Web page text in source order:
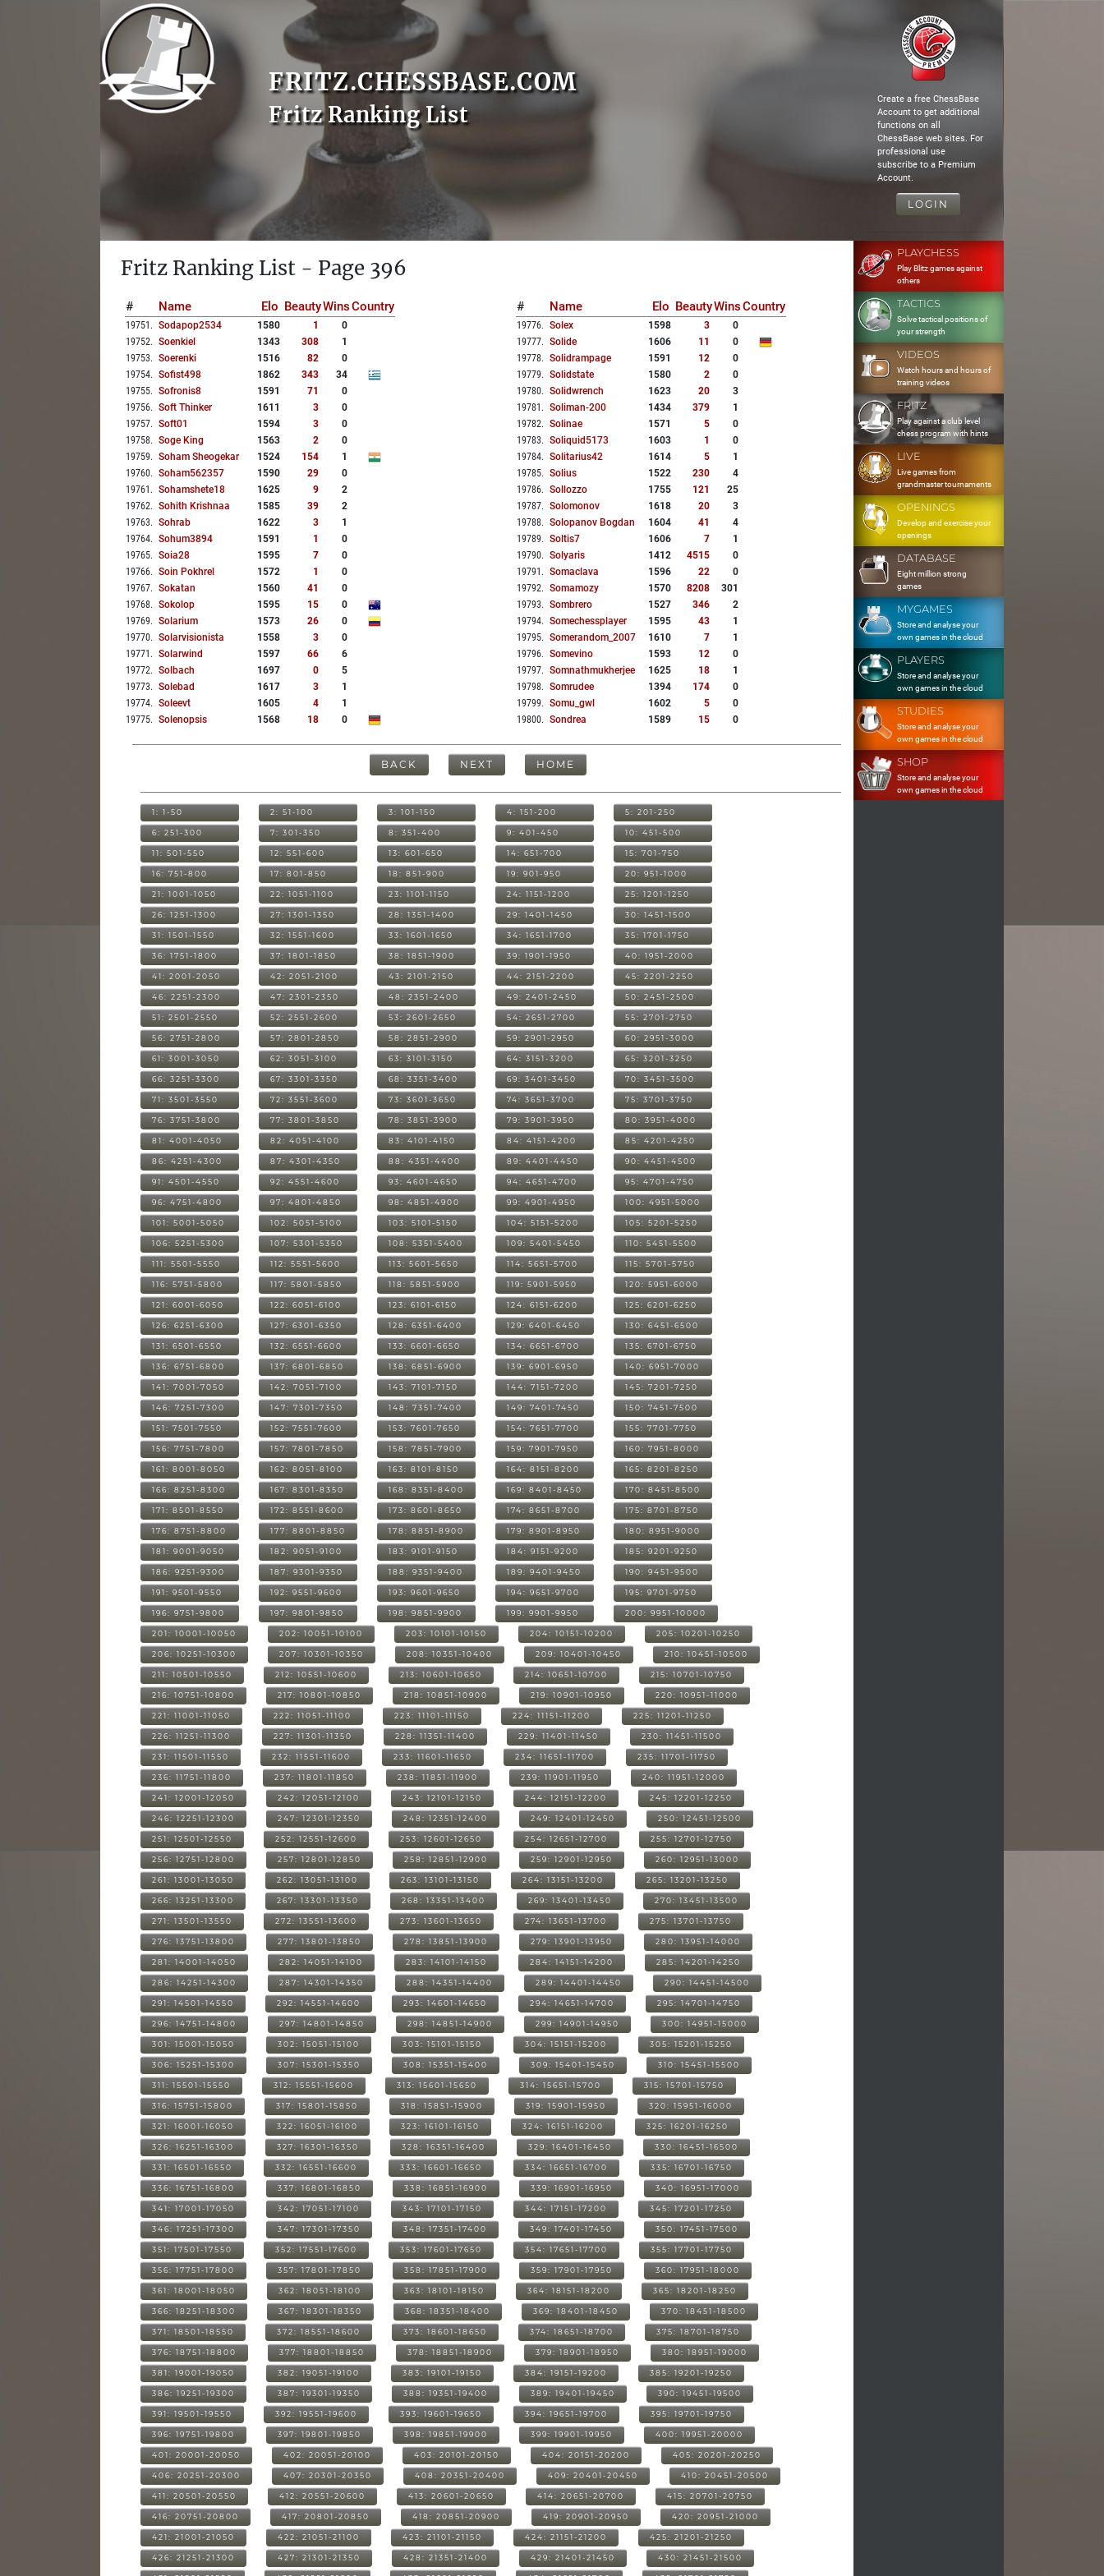
FRITZ.CHESSBASE.COM
Fritz Ranking List
Create a free ChessBase
Account to get additional
functions on all
ChessBase web sites. For
professional use
subscribe to a Premium
Account.
LOGIN
Fritz Ranking List - Page 396
# Name Elo BeautyWinsCountry
19751 . Sodapop2534 1580 1
0
19752. Soenkiel 1343 308
1
19753. Soerenki 1516 82
0
19754. Sofist498 1862 343
34
19755. Sofronis8 1591 71
0
19756. Soft Thinker 1611 3
0
19757. Soft01 1594 3
0
19758. Soge King 1563 2
0
19759. Soham Sheogekar 1524 154
1
19760. Soham562357 1590 29
0
19761 . Sohamshete18 1625 9
2
19762. Sohith Krishnaa 1585 39
2
19763. Sohrab 1622 3
1
19764. Sohum3894 1591 1
0
19765. Soia28 1595 7
0
19766. Soin Pokhrel 1572 1
0
19767. Sokatan 1560 41
0
19768. Sokolop 1595 15
0
19769. Solarium 1573 26
0
19770. Solarvisionista 1558 3
0
19771 . Solarwind 1597 66
6
19772. Solbach 1697 0
5
19773. Solebad 1617 3
1
19774. Soleevt 1605 4
1
19775. Solenopsis 1568 18 0
# Name Elo BeautyWinsCountry
19776. Solex 1598 3
0
19777. Solide 1606 11
0
19778. Solidrampage 1591 12
0
19779. Solidstate 1580 2
0
19780. Solidwrench 1623 20
3
19781 . Soliman-200 1434 379
1
19782. Solinae 1571 5
0
19783. Soliquid5173 1603 1
0
19784. Solitarius42 1614 5
1
19785. Solius 1522 230
4
19786. Sollozzo 1755 121
25
19787. Solomonov 1618 20
3
19788. Solopanov Bogdan 1604 41
4
19789. Soltis7 1606 7
1
19790. Solyaris 1412 4515
0
19791 . Somaclava 1596 22
0
19792. Somamozy 1570 8208
301
19793. Sombrero 1527 346
2
19794. Somechessplayer 1595 43
1
19795. Somerandom_2007 1610 7
1
19796. Somevino 1593 12
0
19797. Somnathmukherjee 1625 18
1
19798. Somrudee 1394 174
0
19799. Somu_gwl 1602 5
0
19800. Sondrea 1589 15 0
BACK NEXT HOME
1: 1-50 2: 51-100 3: 101-150 4: 151-200 5: 201-250
6: 251-300 7: 301-350 8: 351-400 9: 401-450 10: 451-500
11: 501-550 12: 551-600 13: 601-650 14: 651-700 15: 701-750
16: 751-800 17: 801-850 18: 851-900 19: 901-950 20: 951-1000
21: 1001-1050 22: 1051-1100 23: 1101-1150 24: 1151-1200 25: 1201-1250
26: 1251-1300 27: 1301-1350 28: 1351-1400 29: 1401-1450 30: 1451-1500
31: 1501-1550 32: 1551-1600 33: 1601-1650 34: 1651-1700 35: 1701-1750
36: 1751-1800 37: 1801-1850 38: 1851-1900 39: 1901-1950 40: 1951-2000
41: 2001-2050 42: 2051-2100 43: 2101-2150 44: 2151-2200 45: 2201-2250
46: 2251-2300 47: 2301-2350 48: 2351-2400 49: 2401-2450 50: 2451-2500
51: 2501-2550 52: 2551-2600 53: 2601-2650 54: 2651-2700 55: 2701-2750
56: 2751-2800 57: 2801-2850 58: 2851-2900 59: 2901-2950 60: 2951-3000
61: 3001-3050 62: 3051-3100 63: 3101-3150 64: 3151-3200 65: 3201-3250
66: 3251-3300 67: 3301-3350 68: 3351-3400 69: 3401-3450 70: 3451-3500
71: 3501-3550 72: 3551-3600 73: 3601-3650 74: 3651-3700 75: 3701-3750
76: 3751-3800 77: 3801-3850 78: 3851-3900 79: 3901-3950 80: 3951-4000
81: 4001-4050 82: 4051-4100 83: 4101-4150 84: 4151-4200 85: 4201-4250
86: 4251-4300 87: 4301-4350 88: 4351-4400 89: 4401-4450 90: 4451-4500
91: 4501-4550 92: 4551-4600 93: 4601-4650 94: 4651-4700 95: 4701-4750
96: 4751-4800 97: 4801-4850 98: 4851-4900 99: 4901-4950 100: 4951-5000
101: 5001-5050 102: 5051-5100 103: 5101-5150 104: 5151-5200 105: 5201-5250
106: 5251-5300 107: 5301-5350 108: 5351-5400 109: 5401-5450 110: 5451-5500
111: 5501-5550 112: 5551-5600 113: 5601-5650 114: 5651-5700 115: 5701-5750
116: 5751-5800 117: 5801-5850 118: 5851-5900 119: 5901-5950 120: 5951-6000
121: 6001-6050 122: 6051-6100 123: 6101-6150 124: 6151-6200 125: 6201-6250
126: 6251-6300 127: 6301-6350 128: 6351-6400 129: 6401-6450 130: 6451-6500
131: 6501-6550 132: 6551-6600 133: 6601-6650 134: 6651-6700 135: 6701-6750
136: 6751-6800 137: 6801-6850 138: 6851-6900 139: 6901-6950 140: 6951-7000
141: 7001-7050 142: 7051-7100 143: 7101-7150 144: 7151-7200 145: 7201-7250
146: 7251-7300 147: 7301-7350 148: 7351-7400 149: 7401-7450 150: 7451-7500
151: 7501-7550 152: 7551-7600 153: 7601-7650 154: 7651-7700 155: 7701-7750
156: 7751-7800 157: 7801-7850 158: 7851-7900 159: 7901-7950 160: 7951-8000
161: 8001-8050 162: 8051-8100 163: 8101-8150 164: 8151-8200 165: 8201-8250
166: 8251-8300 167: 8301-8350 168: 8351-8400 169: 8401-8450 170: 8451-8500
171: 8501-8550 172: 8551-8600 173: 8601-8650 174: 8651-8700 175: 8701-8750
176: 8751-8800 177: 8801-8850 178: 8851-8900 179: 8901-8950 180: 8951-9000
181: 9001-9050 182: 9051-9100 183: 9101-9150 184: 9151-9200 185: 9201-9250
186: 9251-9300 187: 9301-9350 188: 9351-9400 189: 9401-9450 190: 9451-9500
191: 9501-9550 192: 9551-9600 193: 9601-9650 194: 9651-9700 195: 9701-9750
196: 9751-9800 197: 9801-9850 198: 9851-9900 199: 9901-9950 200: 9951-10000
201: 10001-10050 202: 10051-10100 203: 10101-10150 204: 10151-10200 205: 10201-10250
206: 10251-10300 207: 10301-10350 208: 10351-10400 209: 10401-10450 210: 10451-10500
211: 10501-10550 212: 10551-10600 213: 10601-10650 214: 10651-10700 215: 10701-10750
216: 10751-10800 217: 10801-10850 218: 10851-10900 219: 10901-10950 220: 10951-11000
221: 11001-11050 222: 11051-11100 223: 11101-11150 224: 11151-11200 225: 11201-11250
226: 11251-11300 227: 11301-11350 228: 11351-11400 229: 11401-11450 230: 11451-11500
231: 11501-11550 232: 11551-11600 233: 11601-11650 234: 11651-11700 235: 11701-11750
236: 11751-11800 237: 11801-11850 238: 11851-11900 239: 11901-11950 240: 11951-12000
241: 12001-12050 242: 12051-12100 243: 12101-12150 244: 12151-12200 245: 12201-12250
246: 12251-12300 247: 12301-12350 248: 12351-12400 249: 12401-12450 250: 12451-12500
251: 12501-12550 252: 12551-12600 253: 12601-12650 254: 12651-12700 255: 12701-12750
256: 12751-12800 257: 12801-12850 258: 12851-12900 259: 12901-12950 260: 12951-13000
261: 13001-13050 262: 13051-13100 263: 13101-13150 264: 13151-13200 265: 13201-13250
266: 13251-13300 267: 13301-13350 268: 13351-13400 269: 13401-13450 270: 13451-13500
271: 13501-13550 272: 13551-13600 273: 13601-13650 274: 13651-13700 275: 13701-13750
276: 13751-13800 277: 13801-13850 278: 13851-13900 279: 13901-13950 280: 13951-14000
281: 14001-14050 282: 14051-14100 283: 14101-14150 284: 14151-14200 285: 14201-14250
286: 14251-14300 287: 14301-14350 288: 14351-14400 289: 14401-14450 290: 14451-14500
291: 14501-14550 292: 14551-14600 293: 14601-14650 294: 14651-14700 295: 14701-14750
296: 14751-14800 297: 14801-14850 298: 14851-14900 299: 14901-14950 300: 14951-15000
301: 15001-15050 302: 15051-15100 303: 15101-15150 304: 15151-15200 305: 15201-15250
306: 15251-15300 307: 15301-15350 308: 15351-15400 309: 15401-15450 310: 15451-15500
311: 15501-15550 312: 15551-15600 313: 15601-15650 314: 15651-15700 315: 15701-15750
316: 15751-15800 317: 15801-15850 318: 15851-15900 319: 15901-15950 320: 15951-16000
321: 16001-16050 322: 16051-16100 323: 16101-16150 324: 16151-16200 325: 16201-16250
326: 16251-16300 327: 16301-16350 328: 16351-16400 329: 16401-16450 330: 16451-16500
331: 16501-16550 332: 16551-16600 333: 16601-16650 334: 16651-16700 335: 16701-16750
336: 16751-16800 337: 16801-16850 338: 16851-16900 339: 16901-16950 340: 16951-17000
341: 17001-17050 342: 17051-17100 343: 17101-17150 344: 17151-17200 345: 17201-17250
346: 17251-17300 347: 17301-17350 348: 17351-17400 349: 17401-17450 350: 17451-17500
351: 17501-17550 352: 17551-17600 353: 17601-17650 354: 17651-17700 355: 17701-17750
356: 17751-17800 357: 17801-17850 358: 17851-17900 359: 17901-17950 360: 17951-18000
361: 18001-18050 362: 18051-18100 363: 18101-18150 364: 18151-18200 365: 18201-18250
366: 18251-18300 367: 18301-18350 368: 18351-18400 369: 18401-18450 370: 18451-18500
371: 18501-18550 372: 18551-18600 373: 18601-18650 374: 18651-18700 375: 18701-18750
376: 18751-18800 377: 18801-18850 378: 18851-18900 379: 18901-18950 380: 18951-19000
381: 19001-19050 382: 19051-19100 383: 19101-19150 384: 19151-19200 385: 19201-19250
386: 19251-19300 387: 19301-19350 388: 19351-19400 389: 19401-19450 390: 19451-19500
391: 19501-19550 392: 19551-19600 393: 19601-19650 394: 19651-19700 395: 19701-19750
396: 19751-19800 397: 19801-19850 398: 19851-19900 399: 19901-19950 400: 19951-20000
401: 20001-20050 402: 20051-20100 403: 20101-20150 404: 20151-20200 405: 20201-20250
406: 20251-20300 407: 20301-20350 408: 20351-20400 409: 20401-20450 410: 20451-20500
411: 20501-20550 412: 20551-20600 413: 20601-20650 414: 20651-20700 415: 20701-20750
416: 20751-20800 417: 20801-20850 418: 20851-20900 419: 20901-20950 420: 20951-21000
421: 21001-21050 422: 21051-21100 423: 21101-21150 424: 21151-21200 425: 21201-21250
426: 21251-21300 427: 21301-21350 428: 21351-21400 429: 21401-21450 430: 21451-21500
PLAYCHESS
Play Blitz games against
others
TACTICS
Solve tactical positions of
your strength
VIDEOS
Watch hours and hours of
training videos
FRITZ
Play against a club level
chess program with hints
LIVE
Live games from
grandmaster tournaments
OPENINGS
Develop and exercise your
openings
DATABASE
Eight million strong
games
MYGAMES
Store and analyse your
own games in the cloud
PLAYERS
Store and analyse your
own games in the cloud
STUDIES
Store and analyse your
own games in the cloud
SHOP
Store and analyse your
own games in the cloud